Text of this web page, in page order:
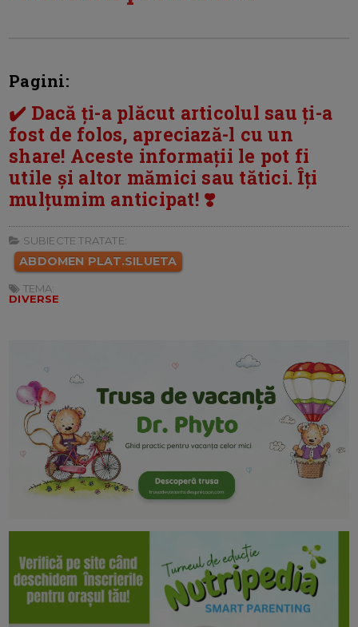
Pagini:
✔️ Dacă ți-a plăcut articolul sau ți-a
fost de folos, apreciază-l cu un
share! Aceste informații le pot fi
utile și altor mămici sau tătici. Îți
mulțumim anticipat! ❣️
SUBIECTE TRATATE:
ABDOMEN PLAT.SILUETA
TEMA:
DIVERSE